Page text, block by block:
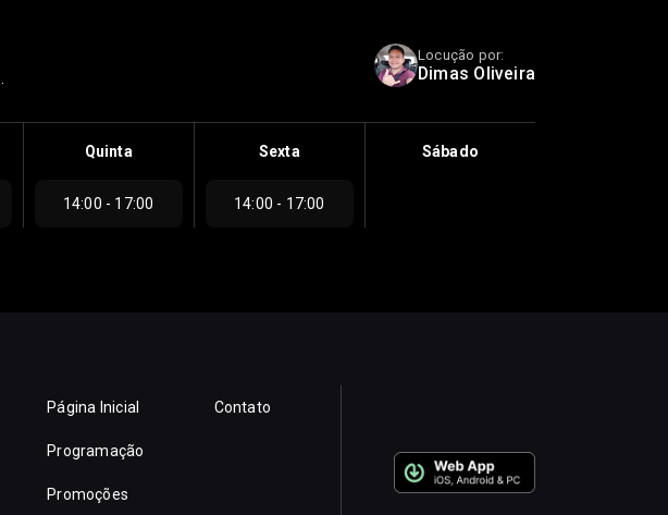
Locução por:
Dimas Oliveira
Quinta
14:00 - 17:00
Sexta
14:00 - 17:00
Sábado
Página Inicial
Programação
Promoções
Contato